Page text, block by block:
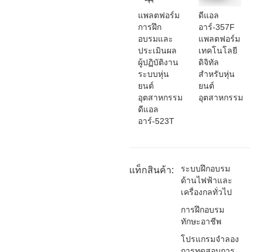
แพลตฟอร์ม
การฝึก
อบรมและ
ประเมินผล
ผู้ปฏิบัติงาน
ระบบหุ่น
ยนต์
อุตสาหกรรม
ดีแอล
อาร์-523T
ดีแอล
อาร์-357F
แพลตฟอร์ม
เทคโนโลยี
ดิจิทัล
สำหรับหุ่น
ยนต์
อุตสาหกรรม
แท็กสินค้า:
ระบบฝึกอบรม
ด้านไฟฟ้าและ
เครื่องกลทั่วไป
การฝึกอบรม
ทักษะอาชีพ
โปรแกรมจำลอง